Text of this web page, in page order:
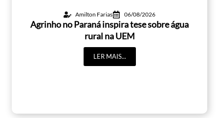
Amilton Farias 06/08/2026
Agrinho no Paraná inspira tese sobre água
rural na UEM
LER MAIS...